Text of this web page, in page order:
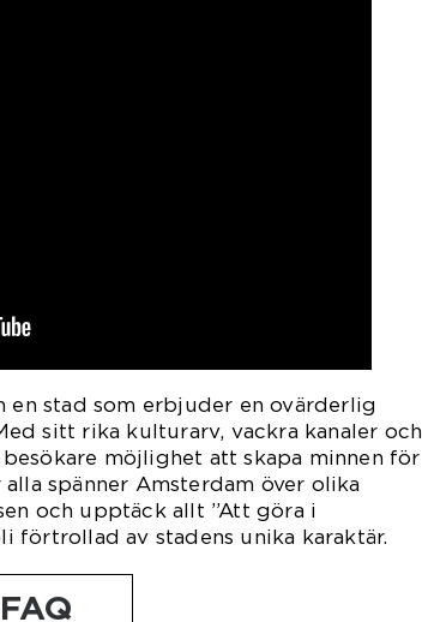
en stad som erbjuder en ovärderlig
sitt rika kulturarv, vackra kanaler och
möjlighet att skapa minnen för
spänner Amsterdam över olika
och upptäck allt ”Att göra i
förtrollad av stadens unika karaktär.
FAQ